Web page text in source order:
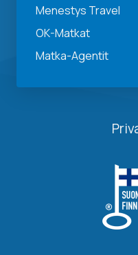
Menestys Travel
OK-Matkat
Matka-Agentit